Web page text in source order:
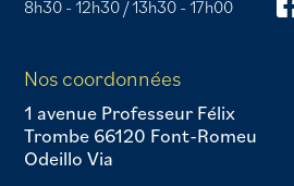
8h30 - 12h30 / 13h30 - 17h00
Nos coordonnées
1 avenue Professeur Félix
Trombe 66120 Font-Romeu
Odeillo Via